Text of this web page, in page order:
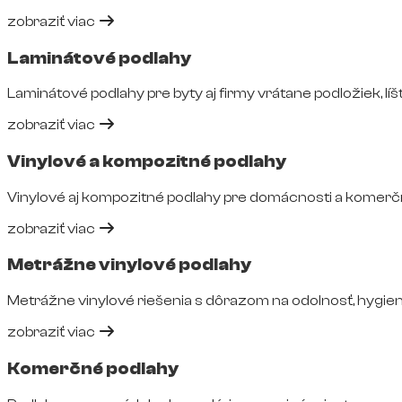
zobraziť viac
Laminátové podlahy
Laminátové podlahy pre byty aj firmy vrátane podložiek,
zobraziť viac
Vinylové a kompozitné podlahy
Vinylové aj kompozitné podlahy pre domácnosti a
zobraziť viac
Metrážne vinylové podlahy
Metrážne vinylové riešenia s dôrazom na odolnosť,
zobraziť viac
Komerčné podlahy